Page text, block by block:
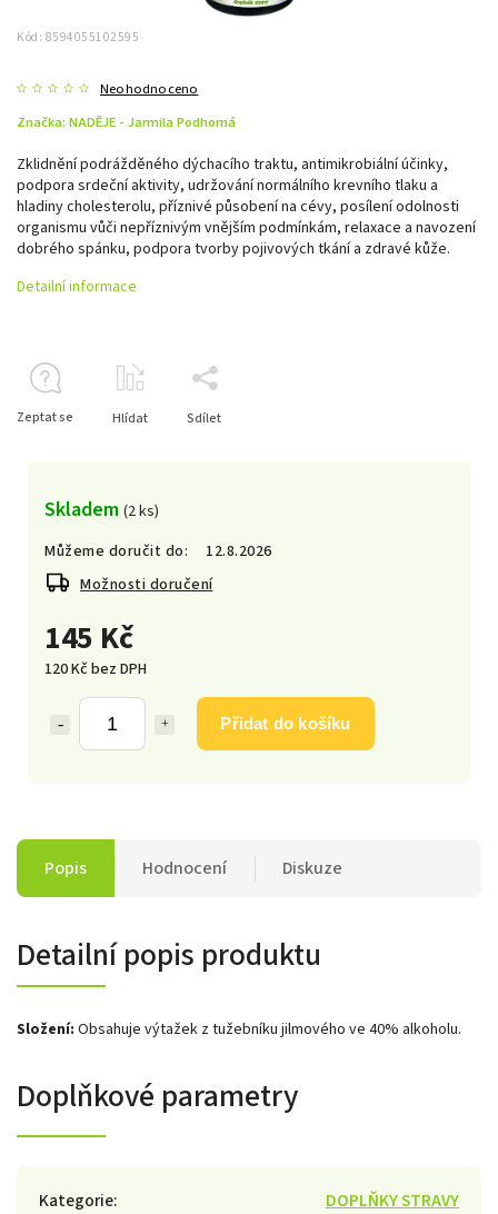
Kód: 8594055102595
Neohodnoceno
Značka: NADĚJE - Jarmila Podhorná
145 Kč
120 Kč bez DPH
Přidat do košíku
Skladem (2 ks)
Můžeme doručit do:
12.8.2026
Možnosti doručení
Zklidnění podrážděného dýchacího traktu, antimikrobiální účinky,
podpora srdeční aktivity, udržování normálního krevního tlaku a
hladiny cholesterolu, příznivé působení na cévy, posílení odolnosti
organismu vůči nepříznivým vnějším podmínkám, relaxace a navození
dobrého spánku, podpora tvorby pojivových tkání a zdravé kůže.
Detailní informace
Zeptat se Hlídat Sdílet
Popis Hodnocení Diskuze
Detailní popis produktu
Složení: Obsahuje výtažek z tužebníku jilmového ve 40% alkoholu.
Doplňkové parametry
Kategorie:
DOPLŇKY STRAVY